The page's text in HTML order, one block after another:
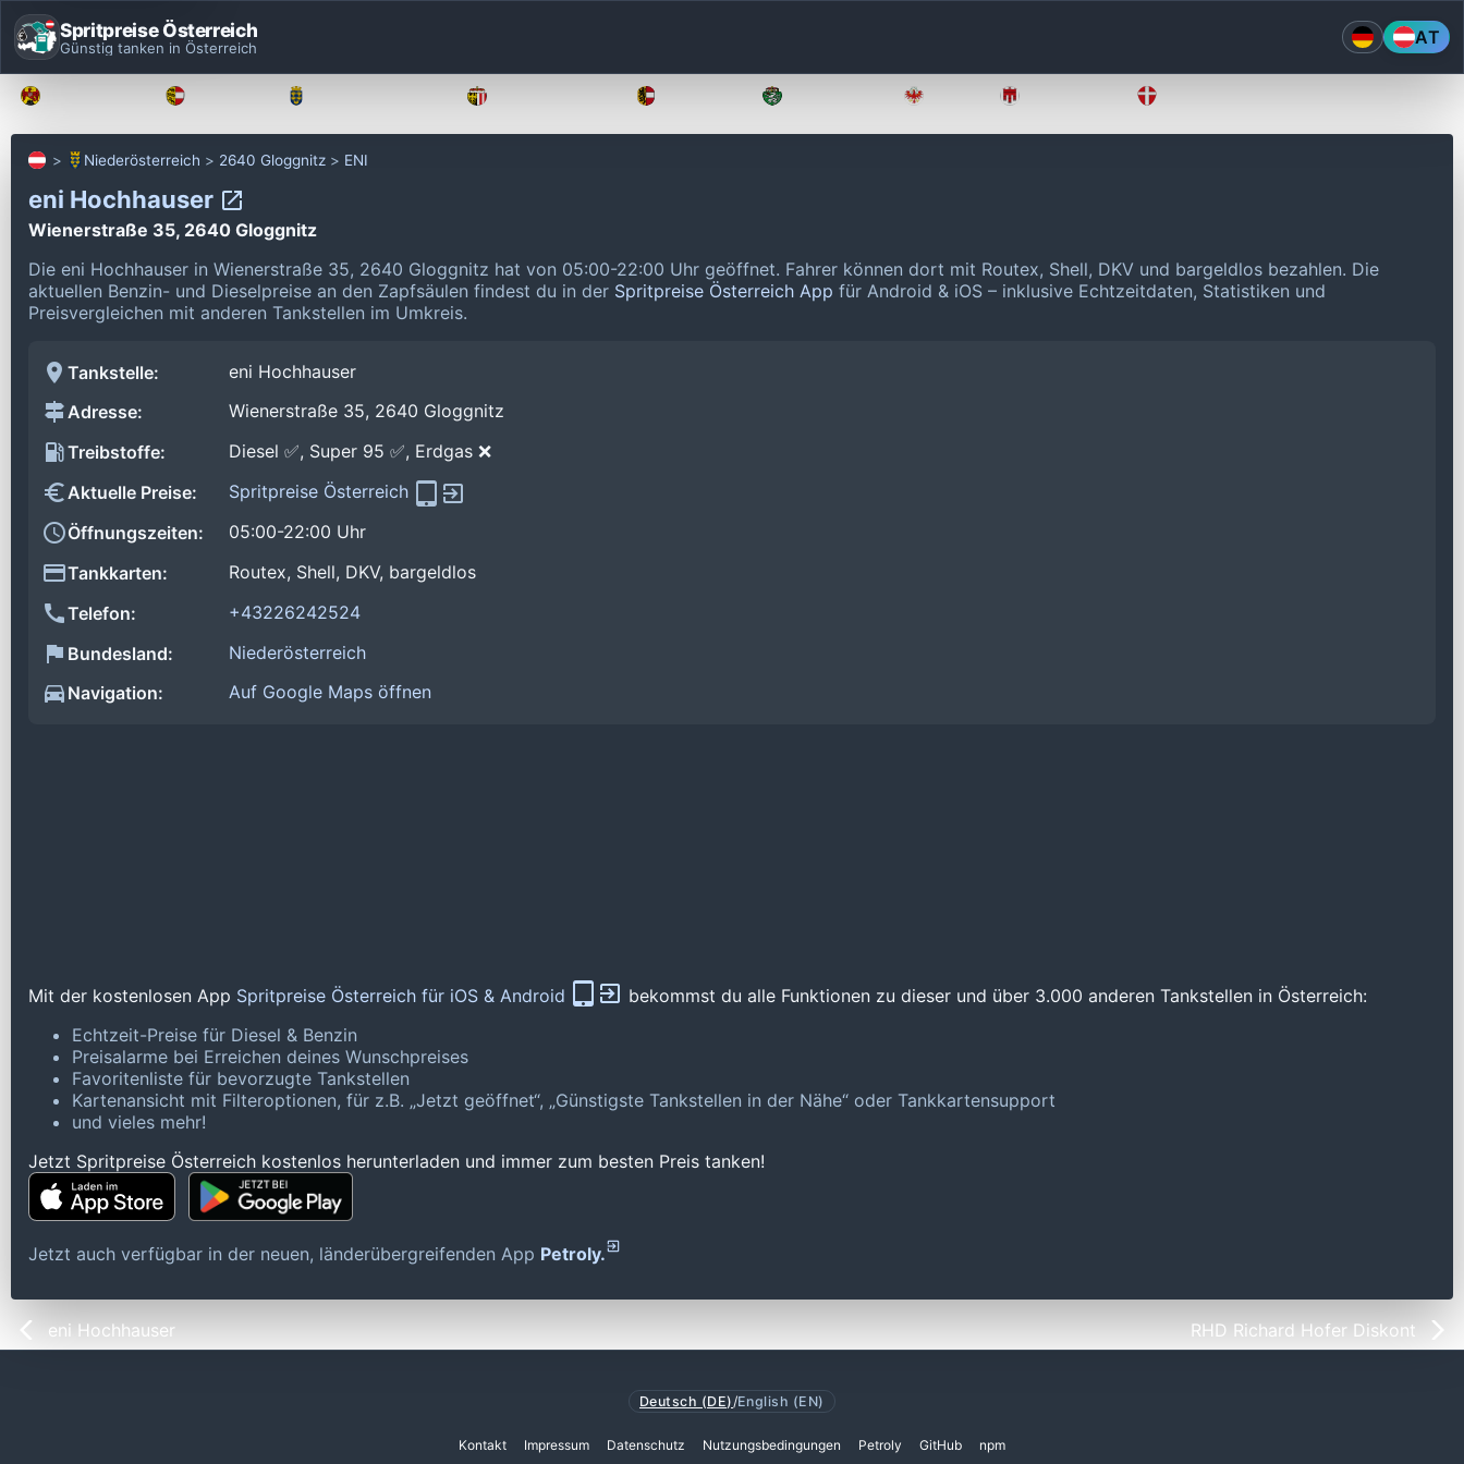
Spritpreise Österreich
Günstig tanken in Österreich AT
Niederösterreich 2640 Gloggnitz ENI
eni Hochhauser
Wienerstraße 35, 2640 Gloggnitz
Die eni Hochhauser in Wienerstraße 35, 2640 Gloggnitz hat von 05:00-22:00 Uhr geöffnet. Fahrer können dort mit Routex, Shell, DKV und bargeldlos bezahlen. Die
aktuellen Benzin- und Dieselpreise an den Zapfsäulen findest du in der Spritpreise Österreich App für Android & iOS – inklusive Echtzeitdaten, Statistiken und
Preisvergleichen mit anderen Tankstellen im Umkreis.
Tankstelle:
eni Hochhauser
Adresse:
Wienerstraße 35, 2640 Gloggnitz
Treibstoffe:
Diesel ✅, Super 95 ✅, Erdgas ❌
Aktuelle Preise:
Spritpreise Österreich
Öffnungszeiten:
05:00-22:00 Uhr
Tankkarten:
Routex, Shell, DKV, bargeldlos
Telefon:
+43226242524
Bundesland:
Niederösterreich
Navigation:
Auf Google Maps öffnen
Mit der kostenlosen App Spritpreise Österreich für iOS & Android
bekommst du alle Funktionen zu dieser und über 3.000 anderen Tankstellen in Österreich:
Echtzeit-Preise für Diesel & Benzin
Preisalarme bei Erreichen deines Wunschpreises
Favoritenliste für bevorzugte Tankstellen
Kartenansicht mit Filteroptionen, für z.B. „Jetzt geöffnet“, „Günstigste Tankstellen in der Nähe“ oder Tankkartensupport
und vieles mehr!
Jetzt Spritpreise Österreich kostenlos herunterladen und immer zum besten Preis tanken!
Jetzt auch verfügbar in der neuen, länderübergreifenden App Petroly.
eni Hochhauser RHD Richard Hofer Diskont
Deutsch (DE) /English (EN)
Kontakt Impressum Datenschutz Nutzungsbedingungen Petroly GitHub npm